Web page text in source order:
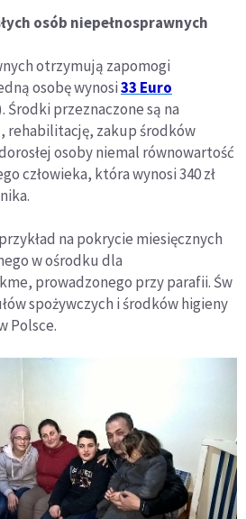
osób niepełnosprawnych
otrzymują zapomogi
osobę wynosi33 Euro
Środki przeznaczone są na
rehabilitację, zakup środków
osoby niemal równowartość
człowieka, która wynosi 340 zł
na pokrycie miesięcznych
w ośrodku dla
prowadzonego przy parafii. Św
spożywczych i środków higieny
Polsce.